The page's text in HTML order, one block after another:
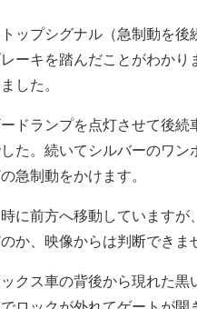
ップシグナル（急制動を後
ーキを踏んだことがわか
した。
ドランプを点灯させて後続
た。続いてシルバーのワン
急制動をかけます。
に前方へ移動していますが
か、映像からは判断できま
クス車の背後から現れた黒